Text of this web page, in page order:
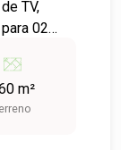
TV,
02
conta
m²